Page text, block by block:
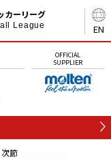
EN
カーリーグ
League
OFFICIAL
SUPPLIER
次節